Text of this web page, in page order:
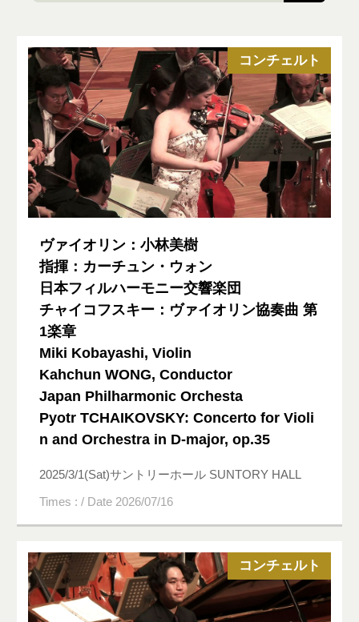
ヴァイオリン：小林美樹
指揮：カーチュン・ウォン
日本フィルハーモニー交響楽団
チャイコフスキー：ヴァイオリン協奏曲 第
1楽章
Miki Kobayashi, Violin
Kahchun WONG, Conductor
Japan Philharmonic Orchesta
Pyotr TCHAIKOVSKY: Concerto for Violi
n and Orchestra in D-major, op.35
2025/3/1(Sat)サントリーホール SUNTORY HALL
Times : / Date 2026/07/16
コンチェルト
コンチェルト